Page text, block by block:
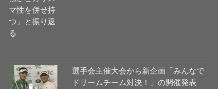
選手会主催大会から新企画「みんなで
ドリームチーム対決！」の開催発表